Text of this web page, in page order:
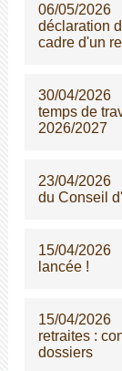
06/05/2026
déclaration
cadre d'un
30/04/2026
temps de
2026/2027
23/04/2026
du Conseil
15/04/2026
lancée !
15/04/2026
retraites :
dossiers